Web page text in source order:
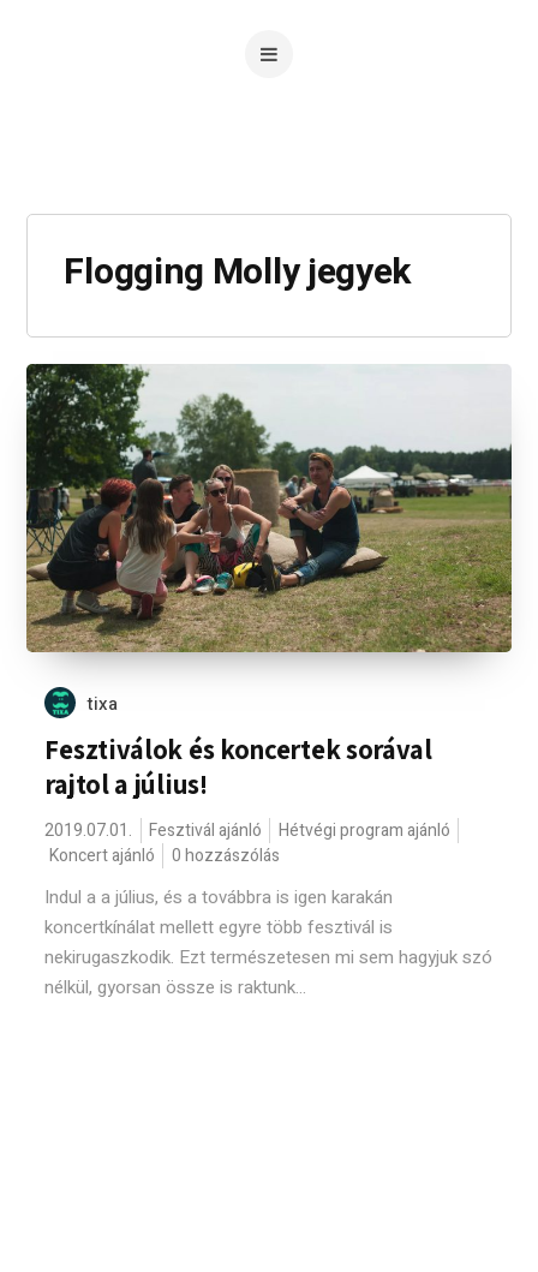
Flogging Molly jegyek
tixa
Fesztiválok és koncertek sorával
rajtol a július!
2019.07.01. Fesztivál ajánló
Hétvégi program ajánló
Koncert ajánló
0 hozzászólás
Indul a a július, és a továbbra is igen karakán
koncertkínálat mellett egyre több fesztivál is
nekirugaszkodik. Ezt természetesen mi sem hagyjuk szó
nélkül, gyorsan össze is raktunk...